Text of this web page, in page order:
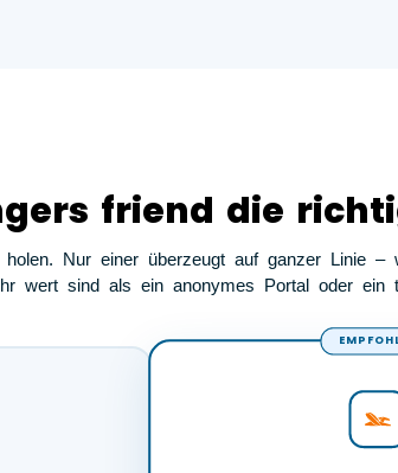
friend die
Nur einer überzeugt auf ganzer Linie
wert sind als ein anonymes Portal oder ein